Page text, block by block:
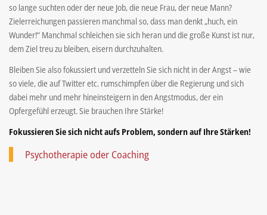
so lange suchten oder der neue Job, die neue Frau, der neue Mann?
Zielerreichungen passieren manchmal so, dass man denkt „huch, ein
Wunder!“ Manchmal schleichen sie sich heran und die große Kunst ist nur,
dem Ziel treu zu bleiben, eisern durchzuhalten.
Bleiben Sie also fokussiert und verzetteln Sie sich nicht in der Angst – wie
so viele, die auf Twitter etc. rumschimpfen über die Regierung und sich
dabei mehr und mehr hineinsteigern in den Angstmodus, der ein
Opfergefühl erzeugt. Sie brauchen Ihre Stärke!
Fokussieren Sie sich nicht aufs Problem, sondern auf Ihre Stärken!
Psychotherapie oder Coaching